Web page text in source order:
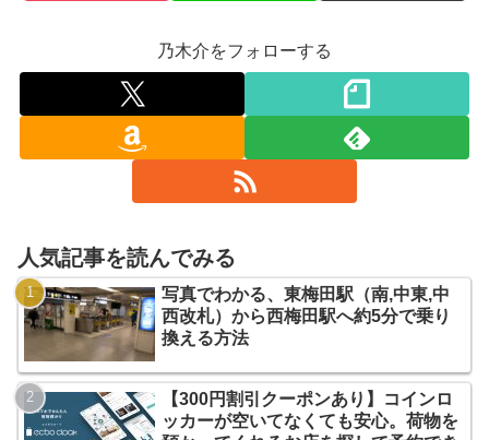
乃木介をフォローする
人気記事を読んでみる
写真でわかる、東梅田駅（南,中東,中
西改札）から西梅田駅へ約5分で乗り
換える方法
【300円割引クーポンあり】コインロ
ッカーが空いてなくても安心。荷物を